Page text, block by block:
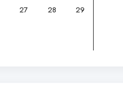
27 28 29